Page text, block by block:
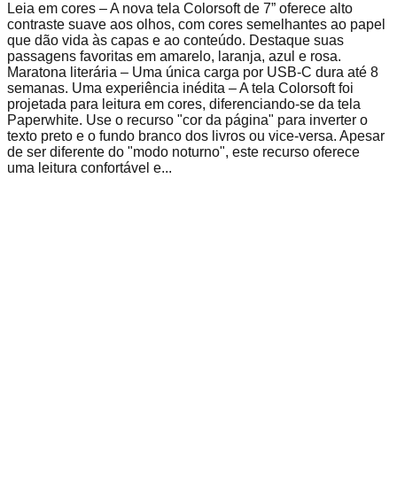
Leia em cores – A nova tela Colorsoft de 7” oferece alto
contraste suave aos olhos, com cores semelhantes ao papel
que dão vida às capas e ao conteúdo. Destaque suas
passagens favoritas em amarelo, laranja, azul e rosa.
Maratona literária – Uma única carga por USB-C dura até 8
semanas. Uma experiência inédita – A tela Colorsoft foi
projetada para leitura em cores, diferenciando-se da tela
Paperwhite. Use o recurso "cor da página" para inverter o
texto preto e o fundo branco dos livros ou vice-versa. Apesar
de ser diferente do "modo noturno", este recurso oferece
uma leitura confortável e...